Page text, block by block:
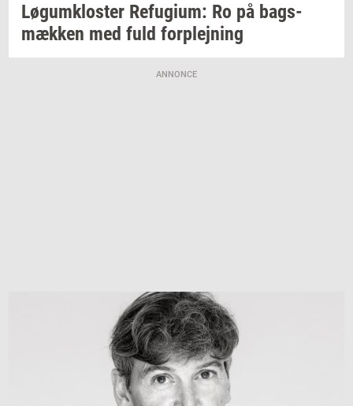
Løgum­klo­ster Re­fu­gi­um: Ro på bags­
mæk­ken med fuld for­plej­ning
ANNONCE